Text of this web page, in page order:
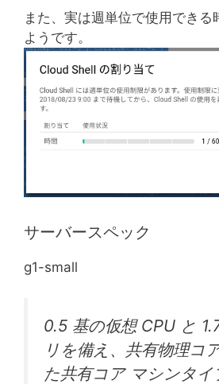
また、実は週単位で使用できる
ようです。
サーバースペック
g1-small
0.5 基の仮想 CPU と
リを備え、共有物理コ
た共有コア マシンタイ